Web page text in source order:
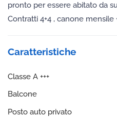
pronto per essere abitato da
Contratti 4+4 , canone mensile
Caratteristiche
Classe A +++
Balcone
Posto auto privato